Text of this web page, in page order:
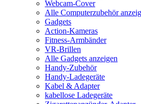
Webcam-Cover
Alle Computerzubehör
Gadgets
Action-Kameras
Fitness-Armbänder
VR-Brillen
Alle Gadgets anzeigen
Handy-Zubehör
Handy-Ladegeräte
Kabel & Adapter
kabellose Ladegeräte